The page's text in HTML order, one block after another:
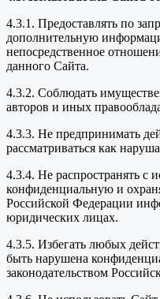
4.3.1. Предоставлять по
дополнительную
непосредственное
данного Сайта.
4.3.2. Соблюдать
авторов и иных
4.3.3. Не предпринимать
рассматриваться как
4.3.4. Не распространять с
конфиденциальную и
Российской Федерации
юридических лицах.
4.3.5. Избегать любых
быть нарушена
законодательством